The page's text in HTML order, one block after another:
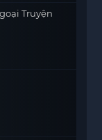
Truyện